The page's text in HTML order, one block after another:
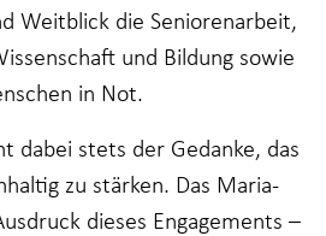
Weitblick die Seniorenarbeit,
und Bildung sowie
in Not.
dabei stets der Gedanke, das
zu stärken. Das Maria-
dieses Engagements –